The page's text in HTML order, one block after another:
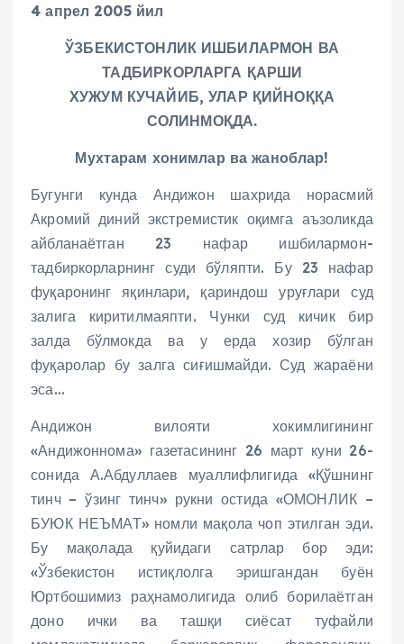
4 апрел 2005 йил
ЎЗБЕКИСТОНЛИК ИШБИЛАРМОН ВА
ТАДБИРКОРЛАРГА ҚАРШИ
ХУЖУМ КУЧАЙИБ, УЛАР ҚИЙНОҚҚА
СОЛИНМОҚДА.
Мухтарам хонимлар ва жаноблар!
Бугунги кунда Андижон шахрида норасмий
Акромий диний экстремистик оқимга аъзоликда
айбланаётган 23 нафар ишбилармон-
тадбиркорларнинг суди бўляпти. Бу 23 нафар
фуқаронинг яқинлари, қариндош уруғлари суд
залига киритилмаяпти. Чунки суд кичик бир
залда бўлмокда ва у ерда хозир бўлган
фуқаролар бу залга сиғишмайди. Суд жараёни
эса…
Андижон вилояти хокимлигининг
«Андижоннома» газетасининг 26 март куни 26-
сонида А.Абдуллаев муаллифлигида «Қўшнинг
тинч – ўзинг тинч» рукни остида «ОМОНЛИК –
БУЮК НЕЪМАТ» номли мақола чоп этилган эди.
Бу мақолада қуйидаги сатрлар бор эди:
«Ўзбекистон истиқлолга эришгандан буён
Юртбошимиз раҳнамолигида олиб борилаётган
доно ички ва ташқи сиёсат туфайли